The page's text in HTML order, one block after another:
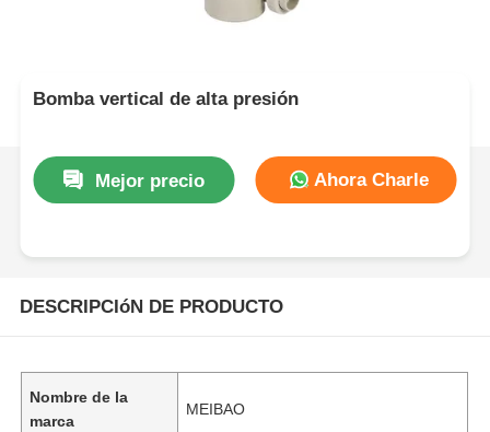
Bomba vertical de alta presión
Mejor precio Ahora Charle
DESCRIPCIóN DE PRODUCTO
Nombre de la
marca
MEIBAO